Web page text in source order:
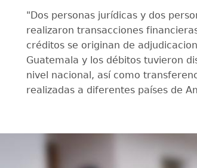
"Dos personas jurídicas y dos
realizaron transacciones
créditos se originan de
Guatemala y los débitos tuvieron
nivel nacional, así como
realizadas a diferentes países de